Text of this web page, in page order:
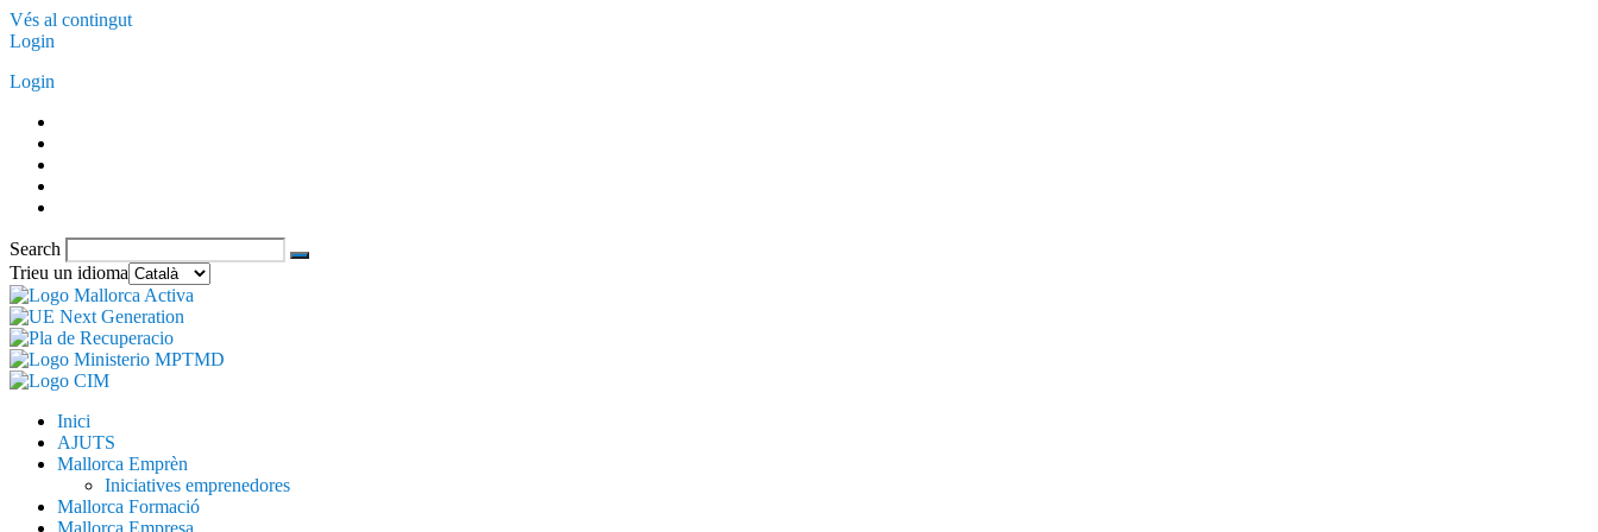
Vés al contingut
Login
Login
Search
Trieu un idioma
Inici
AJUTS
Mallorca Emprèn
Iniciatives emprenedores
Mallorca Formació
Mallorca Empresa